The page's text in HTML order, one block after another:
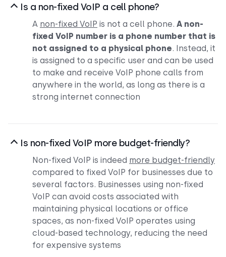
Is a non-fixed VoIP a cell phone?
A non-fixed VoIP is not a cell phone. A non-
fixed VoIP number is a phone number that is
not assigned to a physical phone. Instead, it
is assigned to a specific user and can be used
to make and receive VoIP phone calls from
anywhere in the world, as long as there is a
strong internet connection
Is non-fixed VoIP more budget-friendly?
Non-fixed VoIP is indeed more budget-friendly
compared to fixed VoIP for businesses due to
several factors. Businesses using non-fixed
VoIP can avoid costs associated with
maintaining physical locations or office
spaces, as non-fixed VoIP operates using
cloud-based technology, reducing the need
for expensive systems